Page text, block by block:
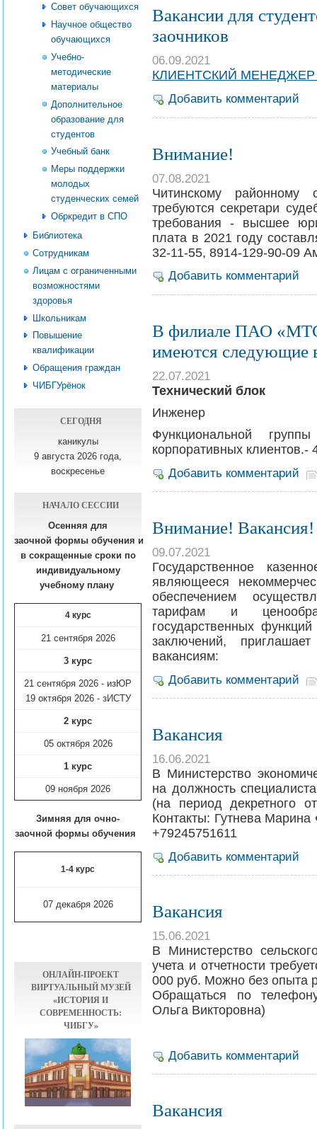
Совет обучающихся
Научное общество
обучающихся
Учебно-
методические
материалы
Дополнительное
образование для
студентов
Учебный банк
Меры поддержки
молодых
студенческих семей
Обркредит в СПО
Библиотека
Сотрудникам
Лицам с ограниченными
возможностями
здоровья
Школьникам
Повышение
квалификации
Обращения граждан
ЧИБГУрёнок
СЕГОДНЯ
каникулы
9 августа 2026 года,
воскресенье
НАЧАЛО СЕССИИ
Осенняя для
заочной формы обучения и
в сокращенные сроки по
индивидуальному
учебному плану​
4 курс
21 сентября 2026
3 курс
21 сентября 2026 - изЮР
19 октября 2026 - зИСТУ
2 курс
05 октября 2026
1 курс
09 ноября 2026
Зимняя для очно-
заочной формы обучения
1-4 курс
07 декабря 2026
ОНЛАЙН-ПРОЕКТ
ВИРТУАЛЬНЫЙ МУЗЕЙ
«ИСТОРИЯ И
СОВРЕМЕННОСТЬ:
ЧИБГУ»
Вакансии для
заочников
06.09.2021
КЛИЕНТСКИЙ
Добавить комментарий
Внимание!
07.08.2021
Читинскому районному
требуются секретари
требования - высшее
плата в 2021 году
32-11-55, 8914-129-90-09
Добавить комментарий
В филиале ПАО
имеются следующие
22.07.2021
Технический блок
Инженер
Функциональной
корпоративных клиентов.-
Добавить комментарий
Внимание! Вакансия!
09.07.2021
Государственное
являющееся
обеспечением
тарифам и
государственных
заключений,
вакансиям:
Добавить комментарий
Вакансия
16.06.2021
В Министерство
на должность
(на период декретного
Контакты: Гутнева
+79245751611
Добавить комментарий
Вакансия
15.06.2021
В Министерство
учета и отчетности
000 руб. Можно без опыта
Обращаться по
Ольга Викторовна)
Добавить комментарий
Вакансия